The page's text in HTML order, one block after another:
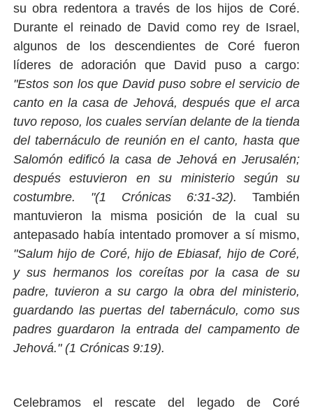
su obra redentora a través de los hijos de Coré.
Durante el reinado de David como rey de Israel,
algunos de los descendientes de Coré fueron
líderes de adoración que David puso a cargo:
"Estos son los que David puso sobre el servicio de
canto en la casa de Jehová, después que el arca
tuvo reposo, los cuales servían delante de la tienda
del tabernáculo de reunión en el canto, hasta que
Salomón edificó la casa de Jehová en Jerusalén;
después estuvieron en su ministerio según su
costumbre. "(1 Crónicas 6:31-32).También
mantuvieron la misma posición de la cual su
antepasado había intentado promover a sí mismo,
"Salum hijo de Coré, hijo de Ebiasaf, hijo de Coré,
y sus hermanos los coreítas por la casa de su
padre, tuvieron a su cargo la obra del ministerio,
guardando las puertas del tabernáculo, como sus
padres guardaron la entrada del campamento de
Jehová." (1 Crónicas 9:19).
Celebramos el rescate del legado de Coré